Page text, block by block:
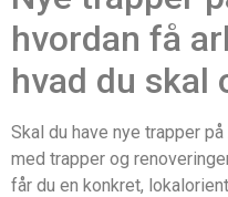
hvordan få
hvad du skal
Skal du have nye trapper
med trapper og
får du en konkret,